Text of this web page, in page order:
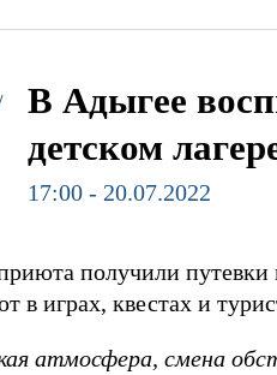
В Адыгее
детском
17:00 - 20.07.2022
получили
в играх, квестах и
атмосфера, смена